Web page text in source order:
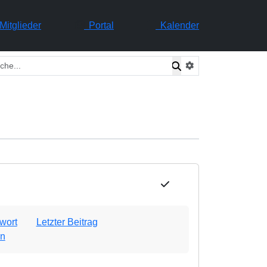
Mitglieder Portal Kalender
Letzter Beitrag